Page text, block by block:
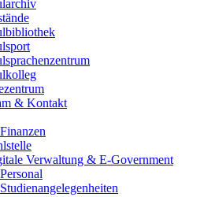
& Kontakt
Verwaltung & E-Government